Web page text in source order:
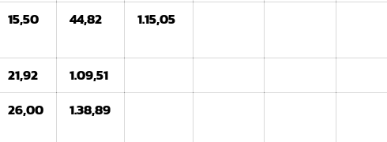
15,50 44,82 1.15,05
21,92
1.09,51
26,00 1.38,89